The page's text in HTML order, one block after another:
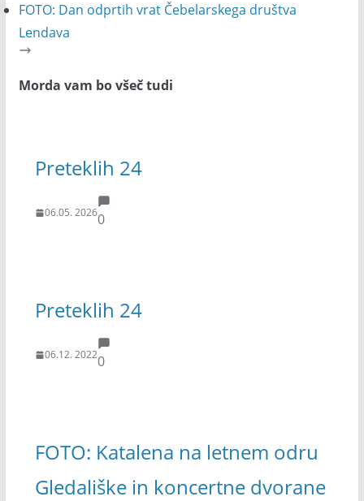
FOTO: Dan odprtih vrat Čebelarskega društva
Lendava
Morda vam bo všeč tudi
Preteklih 24
06.05. 20260
Preteklih 24
06.12. 20220
FOTO: Katalena na letnem odru
Gledališke in koncertne dvorane